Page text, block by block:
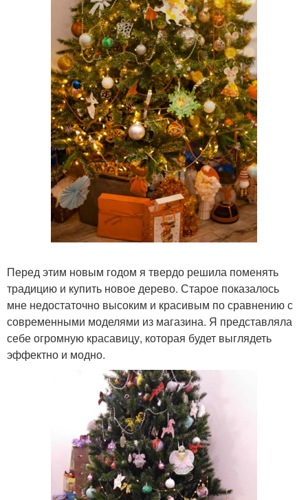
Перед этим новым годом я твердо решила поменять
традицию и купить новое дерево. Старое показалось
мне недостаточно высоким и красивым по сравнению с
современными моделями из магазина. Я представляла
себе огромную красавицу, которая будет выглядеть
эффектно и модно.